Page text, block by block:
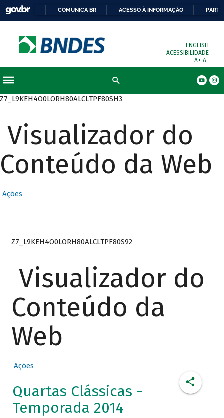
COMUNICA BR ACESSO À INFORMAÇÃO
ENGLISH
ACESSIBILIDADE
A+ A-
Z7_L9KEH4O0LORH80ALCLTPF80SH3
Visualizador do
Conteúdo da Web
Ações
Z7_L9KEH4O0LORH80ALCLTPF80S92
Visualizador do
Conteúdo da
Web
Ações
Quartas Clássicas -
Temporada 2014